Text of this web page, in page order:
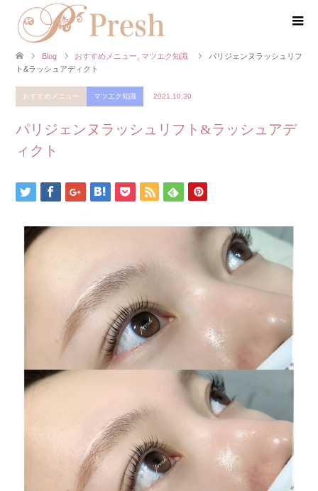
Blog おすすめメニュー マツエク知識
パリジェンヌラッシュリフ
ト&ラッシュアディクト
おすすめメニュー マツエク知識 2021.10.30
パリジェンヌラッシュリフト&ラッシュアデ
ィクト